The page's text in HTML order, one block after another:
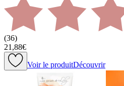
(36)
21,88€
Voir le produitDécouvrir